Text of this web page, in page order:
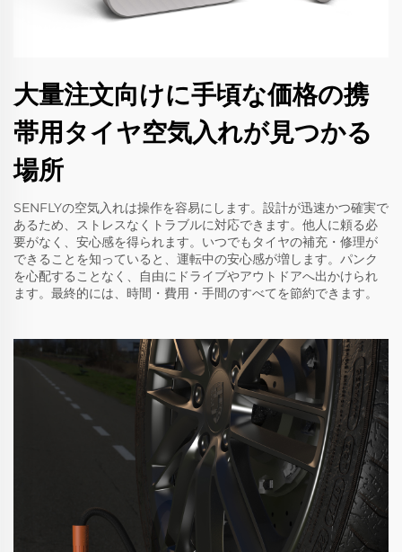
大量注文向けに手頃な価格の携
帯用タイヤ空気入れが見つかる
場所
SENFLYの空気入れは操作を容易にします。設計が迅速かつ確実で
あるため、ストレスなくトラブルに対応できます。他人に頼る必
要がなく、安心感を得られます。いつでもタイヤの補充・修理が
できることを知っていると、運転中の安心感が増します。パンク
を心配することなく、自由にドライブやアウトドアへ出かけられ
ます。最終的には、時間・費用・手間のすべてを節約できます。